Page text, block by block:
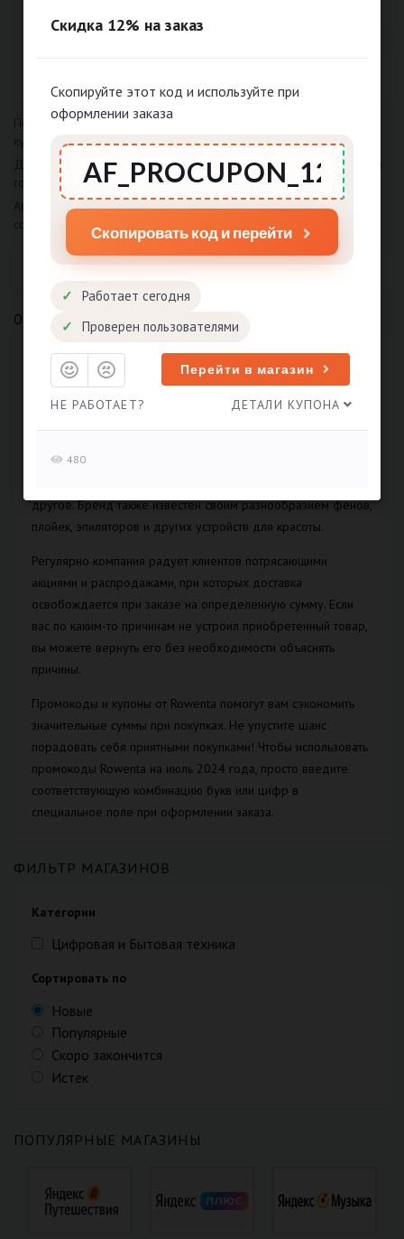
Популярные запросы: промокод rowenta.ru, rowenta.ru скидка,
купон rowenta.ru.
Дополнительные ключи: промокод rowenta, rowenta скидка, купон
rowenta.
Актуальные купоны и промокоды rowenta.ru на Август 2026
собраны на этой странице.
О ROWENTA.RU
/ 5
бытовой техники, включая пылесосы, утюги, отпариватели,
другое. Бренд также известен своим разнообразием фенов,
плойек, эпиляторов и других устройств для красоты.
Регулярно компания радует клиентов потрясающими
акциями и распродажами, при которых доставка
освобождается при заказе на определенную сумму. Если
вас по каким-то причинам не устроил приобретенный товар,
вы можете вернуть его без необходимости объяснять
причины.
Промокоды и купоны от Rowenta помогут вам сэкономить
значительные суммы при покупках. Не упустите шанс
порадовать себя приятными покупками! Чтобы использовать
промокоды Rowenta на июль 2024 года, просто введите
соответствующую комбинацию букв или цифр в
специальное поле при оформлении заказа.
ФИЛЬТР МАГАЗИНОВ
Категории
Цифровая и Бытовая техника
Сортировать по
Новые
Популярные
Скоро закончится
Истек
ПОПУЛЯРНЫЕ МАГАЗИНЫ
Скидка 12% на заказ
Скопируйте этот код и используйте при
оформлении заказа
Скопировать код и перейти
Работает сегодня
Проверен пользователями
Перейти в магазин
НЕ РАБОТАЕТ? ДЕТАЛИ КУПОНА
480